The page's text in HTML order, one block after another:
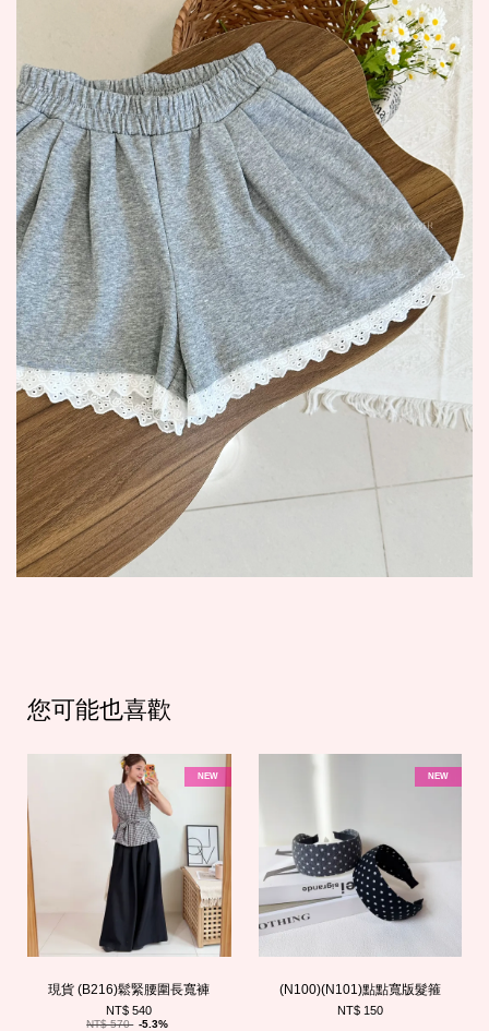
您可能也喜歡
NEW
現貨 (B216)鬆緊腰圍長寬褲
NT$ 540
NT$ 570 -5.3%
NEW
(N100)(N101)點點寬版髮箍
NT$ 150